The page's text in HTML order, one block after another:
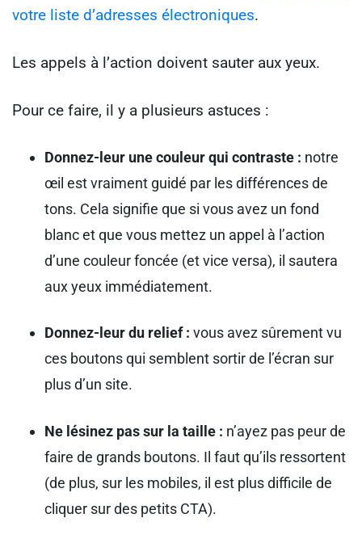
votre liste d’adresses électroniques.
Les appels à l’action doivent sauter aux yeux.
Pour ce faire, il y a plusieurs astuces :
Donnez-leur une couleur qui contraste : notre
œil est vraiment guidé par les différences de
tons. Cela signifie que si vous avez un fond
blanc et que vous mettez un appel à l’action
d’une couleur foncée (et vice versa), il sautera
aux yeux immédiatement.
Donnez-leur du relief : vous avez sûrement vu
ces boutons qui semblent sortir de l’écran sur
plus d’un site.
Ne lésinez pas sur la taille : n’ayez pas peur de
faire de grands boutons. Il faut qu’ils ressortent
(de plus, sur les mobiles, il est plus difficile de
cliquer sur des petits CTA).